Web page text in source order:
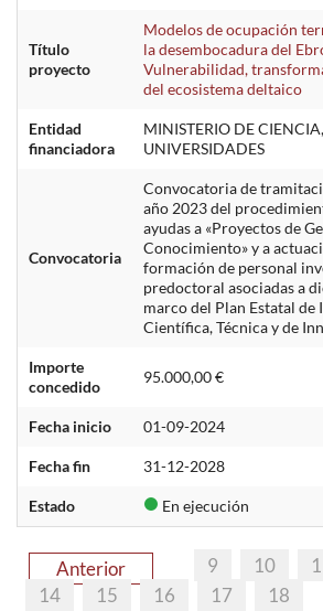
Título
proyecto
Modelos de ocupación
la desembocadura del
Vulnerabilidad,
del ecosistema deltaico
Entidad
financiadora
MINISTERIO DE
UNIVERSIDADES
Convocatoria
Convocatoria de
año 2023 del
ayudas a «Proyectos de
Conocimiento» y a
formación de personal
predoctoral asociadas a
marco del Plan Estatal de
Científica, Técnica y de
Importe
concedido
95.000,00 €
Fecha inicio 01-09-2024
Fecha fin 31-12-2028
Estado En ejecución
Anterior 9 10
14
15 16 17 18